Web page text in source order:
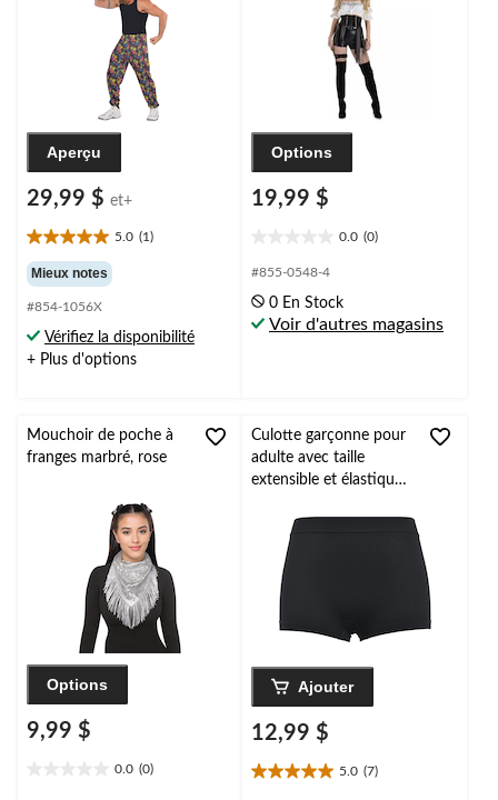
costume pour l'Halloween
Aperçu
29,99 $ et+
5.0 (1)
5.0
étoile(s)
sur
5.
1
évaluation
Mieux notes
#854-1056X
Vérifiez la disponibilité
+ Plus d'options
Options
19,99 $
0.0 (0)
étoile(s)
5.
#855-0548-4
0 En Stock
Voir d'autres magasins
Mouchoir de poche à
franges marbré, rose
Options
9,99 $
0.0 (0)
Culotte garçonne pour
adulte avec taille
extensible et élastique,
accessoire de costume
à porter pour
l'Halloween
Ajouter
12,99 $
5.0 (7)
5.0